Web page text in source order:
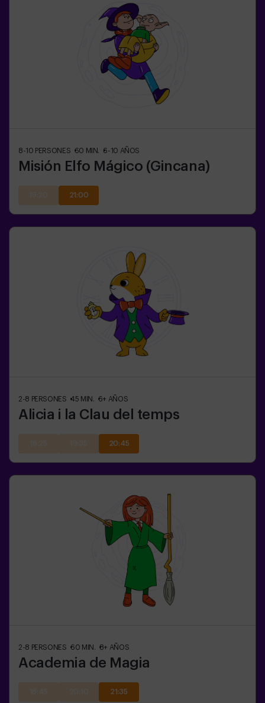
8-10 PERSONES 60 MIN. 6-10 AÑOS
Misión Elfo Mágico (Gincana)
21:00
2-8 PERSONES 45 MIN. 6+ AÑOS
Alicia i la Clau del temps
20:45
2-8 PERSONES 60 MIN. 8+ AÑOS
Academia de Magia
21:35